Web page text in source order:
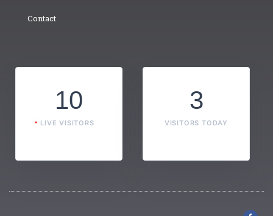
Contact
10
LIVE VISITORS
3
VISITORS TODAY